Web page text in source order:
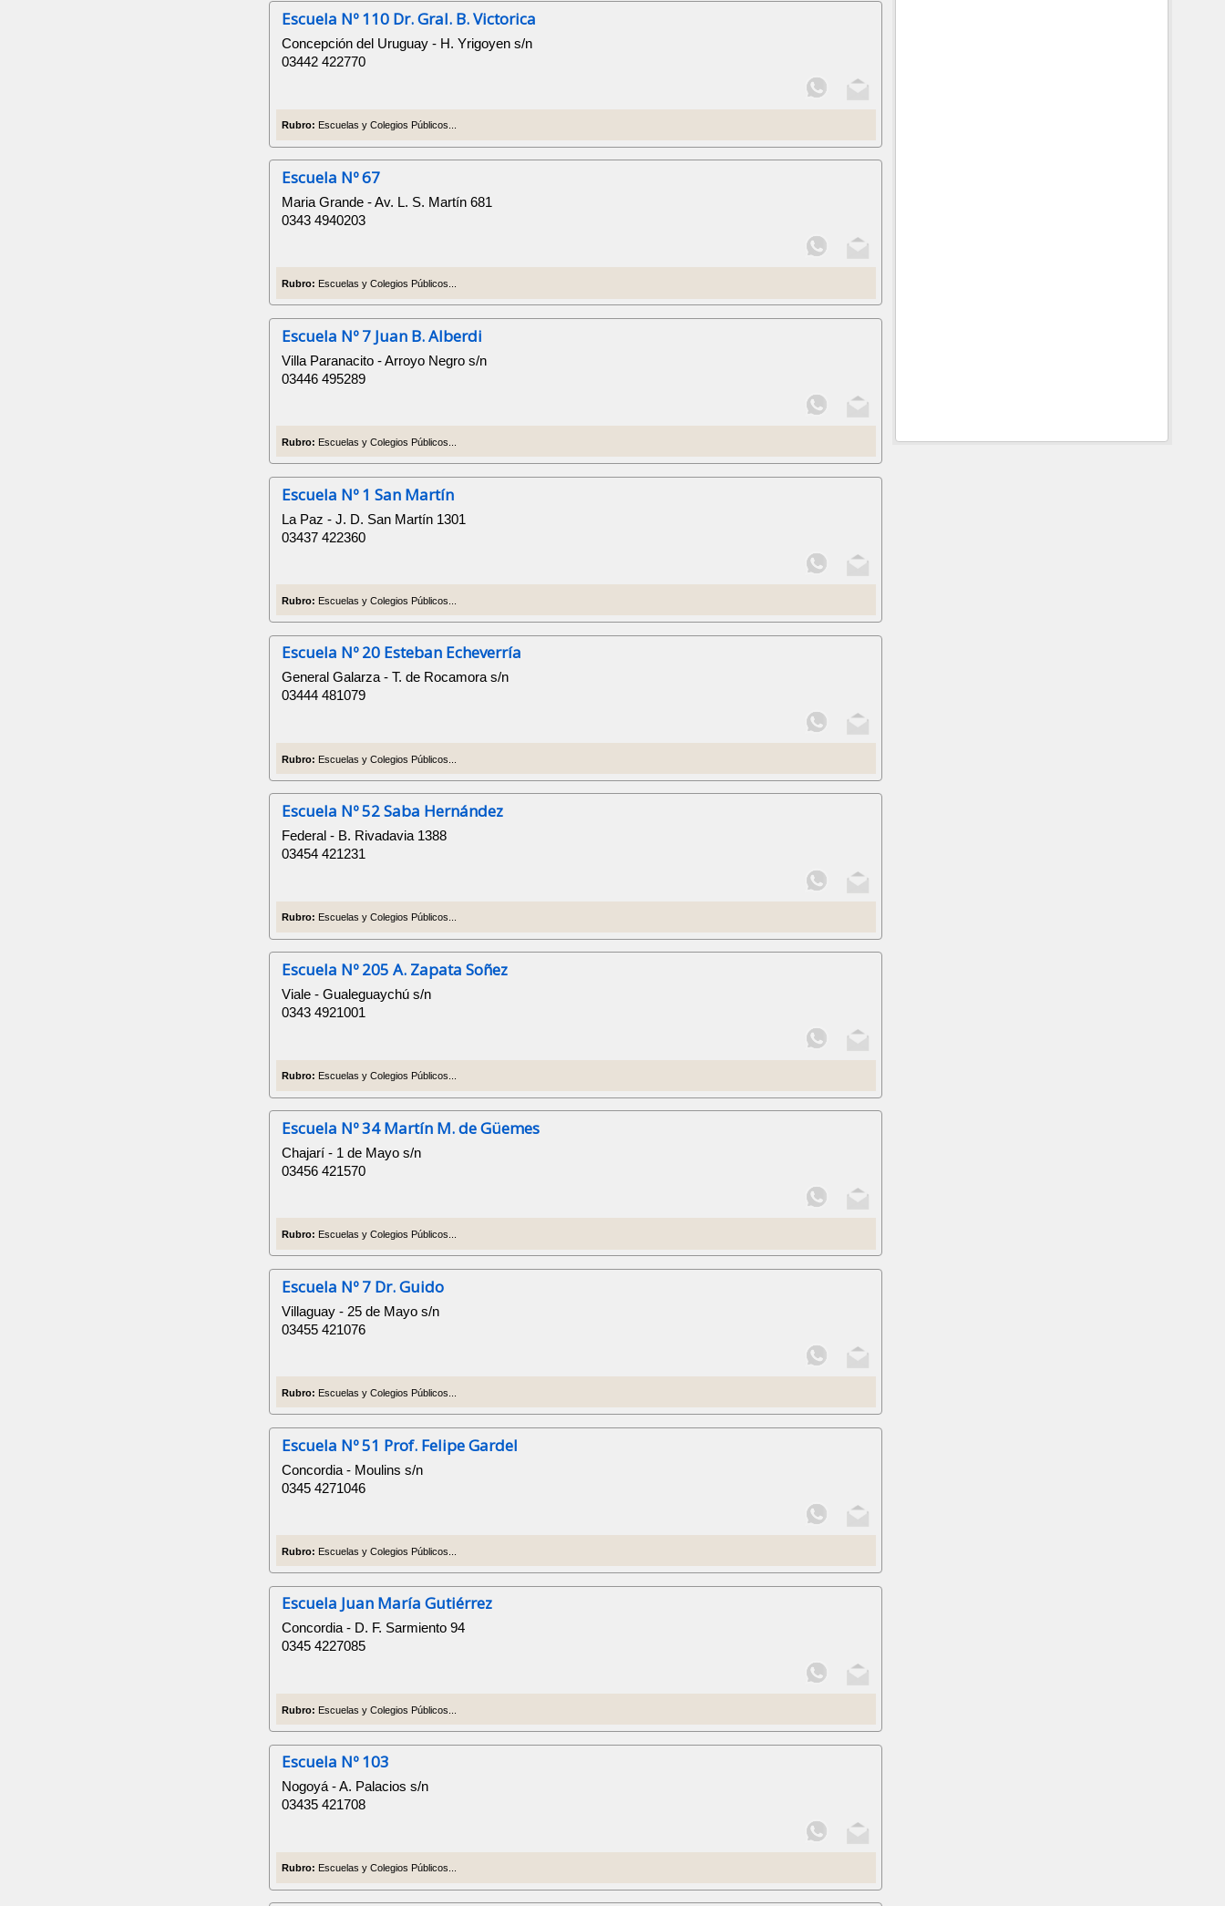
Escuela Nº 110 Dr. Gral. B. Victorica
Concepción del Uruguay - H. Yrigoyen s/n
03442 422770
Rubro: Escuelas y Colegios Públicos...
Escuela Nº 67
Maria Grande - Av. L. S. Martín 681
0343 4940203
Rubro: Escuelas y Colegios Públicos...
Escuela Nº 7 Juan B. Alberdi
Villa Paranacito - Arroyo Negro s/n
03446 495289
Rubro: Escuelas y Colegios Públicos...
Escuela Nº 1 San Martín
La Paz - J. D. San Martín 1301
03437 422360
Rubro: Escuelas y Colegios Públicos...
Escuela Nº 20 Esteban Echeverría
General Galarza - T. de Rocamora s/n
03444 481079
Rubro: Escuelas y Colegios Públicos...
Escuela Nº 52 Saba Hernández
Federal - B. Rivadavia 1388
03454 421231
Rubro: Escuelas y Colegios Públicos...
Escuela Nº 205 A. Zapata Soñez
Viale - Gualeguaychú s/n
0343 4921001
Rubro: Escuelas y Colegios Públicos...
Escuela Nº 34 Martín M. de Güemes
Chajarí - 1 de Mayo s/n
03456 421570
Rubro: Escuelas y Colegios Públicos...
Escuela Nº 7 Dr. Guido
Villaguay - 25 de Mayo s/n
03455 421076
Rubro: Escuelas y Colegios Públicos...
Escuela Nº 51 Prof. Felipe Gardel
Concordia - Moulins s/n
0345 4271046
Rubro: Escuelas y Colegios Públicos...
Escuela Juan María Gutiérrez
Concordia - D. F. Sarmiento 94
0345 4227085
Rubro: Escuelas y Colegios Públicos...
Escuela Nº 103
Nogoyá - A. Palacios s/n
03435 421708
Rubro: Escuelas y Colegios Públicos...